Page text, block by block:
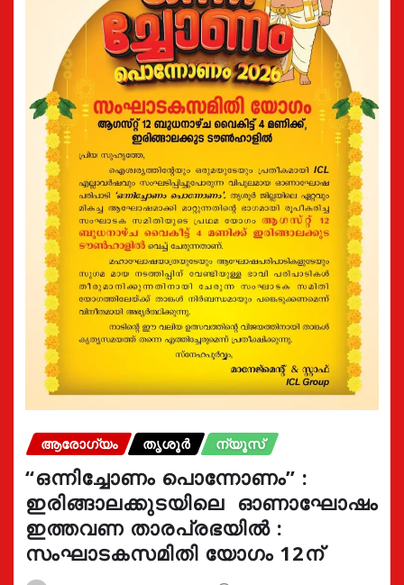
ആരോഗ്യം തൃശൂർ ന്യൂസ്
“ഒന്നിച്ചോണം പൊന്നോണം” :
ഇരിങ്ങാലക്കുടയിലെ ഓണാഘോഷം
ഇത്തവണ താരപ്രഭയിൽ :
സംഘാടകസമിതി യോഗം 12ന്